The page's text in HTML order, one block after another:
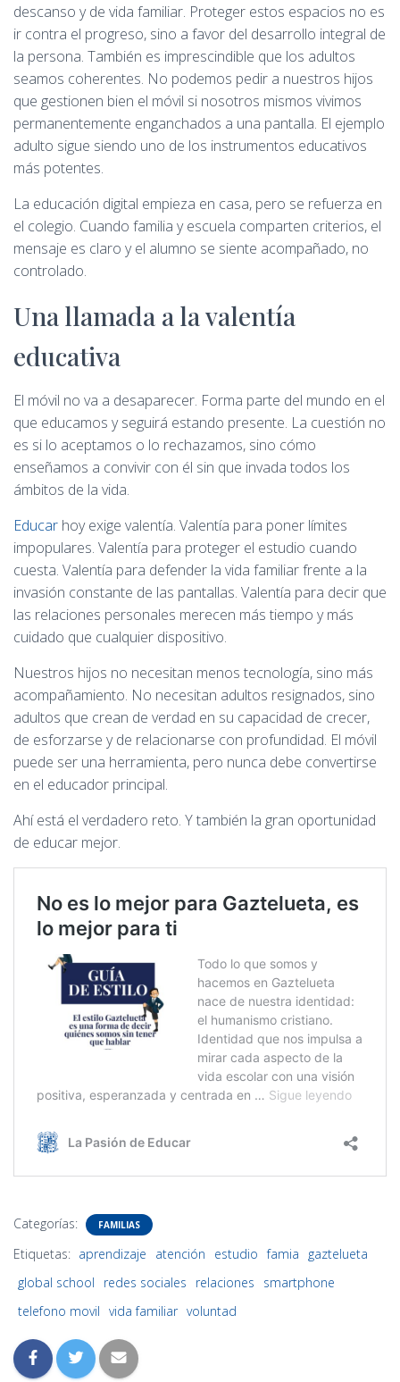
descanso y de vida familiar. Proteger estos espacios no es
ir contra el progreso, sino a favor del desarrollo integral de
la persona. También es imprescindible que los adultos
seamos coherentes. No podemos pedir a nuestros hijos
que gestionen bien el móvil si nosotros mismos vivimos
permanentemente enganchados a una pantalla. El ejemplo
adulto sigue siendo uno de los instrumentos educativos
más potentes.
La educación digital empieza en casa, pero se refuerza en
el colegio. Cuando familia y escuela comparten criterios, el
mensaje es claro y el alumno se siente acompañado, no
controlado.
Una llamada a la valentía
educativa
El móvil no va a desaparecer. Forma parte del mundo en el
que educamos y seguirá estando presente. La cuestión no
es si lo aceptamos o lo rechazamos, sino cómo
enseñamos a convivir con él sin que invada todos los
ámbitos de la vida.
Educar hoy exige valentía. Valentía para poner límites
impopulares. Valentía para proteger el estudio cuando
cuesta. Valentía para defender la vida familiar frente a la
invasión constante de las pantallas. Valentía para decir que
las relaciones personales merecen más tiempo y más
cuidado que cualquier dispositivo.
Nuestros hijos no necesitan menos tecnología, sino más
acompañamiento. No necesitan adultos resignados, sino
adultos que crean de verdad en su capacidad de crecer,
de esforzarse y de relacionarse con profundidad. El móvil
puede ser una herramienta, pero nunca debe convertirse
en el educador principal.
Ahí está el verdadero reto. Y también la gran oportunidad
de educar mejor.
Categorías: FAMILIAS
Etiquetas: aprendizaje atención estudio famia
gaztelueta
global school
redes sociales relaciones
smartphone
telefono movil vida familiar voluntad